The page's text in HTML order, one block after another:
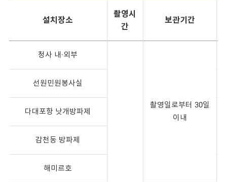
설치장소
촬영시
간
보관기간
청사 내·외부
촬영일로부터 30일
이내
선원민원봉사실
다대포항 낫개방파제
감천동 방파제
해미르호